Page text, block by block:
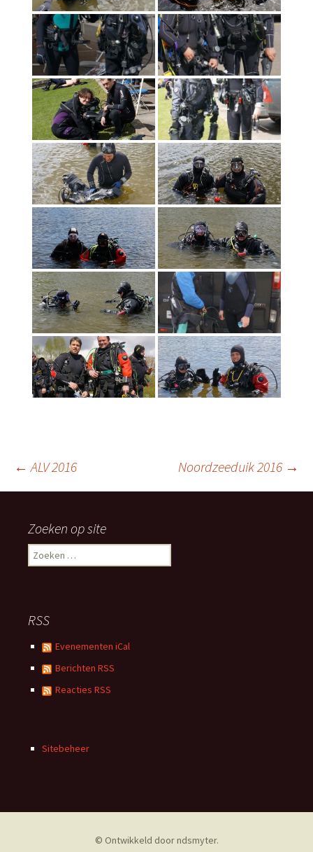
Berichtnavigatie
← ALV 2016 Noordzeeduik 2016 →
Zoeken op site
Zoeken
naar:
RSS
Evenementen iCal
Berichten RSS
Reacties RSS
Sitebeheer
© Ontwikkeld doorndsmyter.